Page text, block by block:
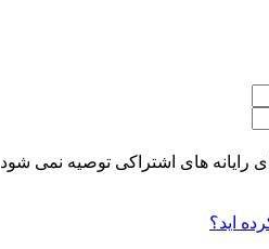
رایانه های اشتراکی توصیه نمی شود
اید؟